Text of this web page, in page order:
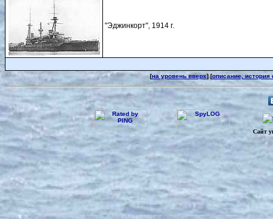
"Эджинкорт", 1914 г.
[на уровень вверх] [описание,
Сайт